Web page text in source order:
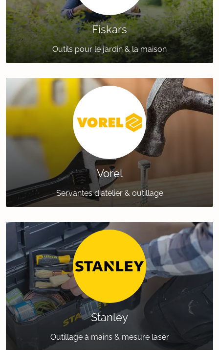
Fiskars
Outils pour le jardin & la maison
Vorel
Servantes d'atelier & outillage
Stanley
Outillage à mains & mesure laser